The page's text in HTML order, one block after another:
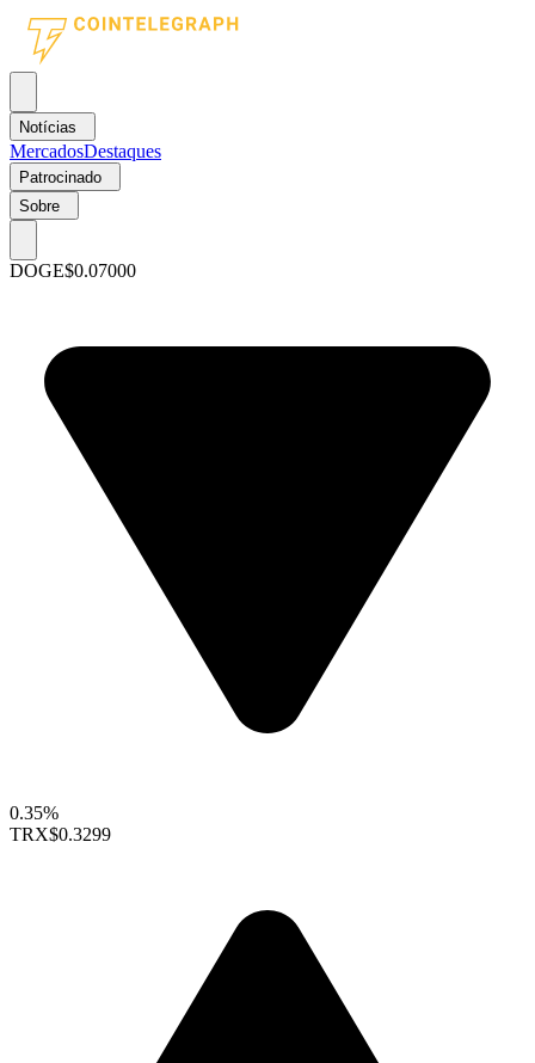
Notícias
MercadosDestaques
Patrocinado
Sobre
DOGE$0.07000
0.35%
TRX$0.3299